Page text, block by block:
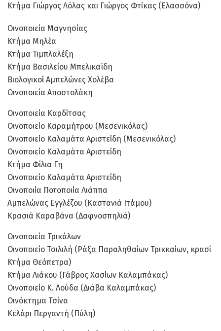
Κτήμα Γιώργος Λόλας και Γιώργος Φτίκας (Ελασσόνα)
Οινοποιεία Μαγνησίας
Κτήμα Μηλέα
Κτήμα Τιμπλαλέξη
Κτήμα Βασιλείου Μπελικαϊδη
Βιολογικοί Αμπελώνες Χολέβα
Οινοποιεία Αποστολάκη
Οινοποιεία Καρδίτσας
Οινοποιείο Καραμήτρου (Μεσενικόλας)
Οινοποιείο Καλαμάτα Αριστείδη (Μεσενικόλας)
Οινοποιείο Καλαμάτα Αριστείδη
Κτήμα Φίλια Γη
Οινοποιείο Καλαμάτα Αριστείδη
Οινοποιία Ποτοποιία Λιάππα
Αμπελώνας Εγγλέζου (Καστανιά Ιτάμου)
Κρασιά Καραβάνα (Δαφνοσπηλιά)
Οινοποιεία Τρικάλων
Οινοποιείο Τσιλιλή (Ράξα Παραληθαίων Τρικκαίων, κρασί
Κτήμα Θεόπετρα)
Κτήμα Λιάκου (Γάβρος Χασίων Καλαμπάκας)
Οινοποιείο Κ. Λούδα (Διάβα Καλαμπάκας)
Οινόκτημα Τσίνα
Κελάρι Περγαντή (Πύλη)